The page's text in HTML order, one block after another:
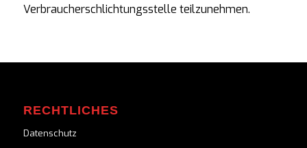
Verbraucherschlichtungsstelle teilzunehmen.
RECHTLICHES
Datenschutz